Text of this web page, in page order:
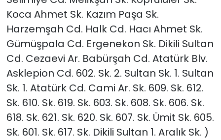
Koca Ahmet Sk. Kazım Paşa Sk.
Harzemşah Cd. Halk Cd. Hacı Ahmet Sk.
Gümüşpala Cd. Ergenekon Sk. Dikili Sultan
Cd. Cezaevi Ar. Babürşah Cd. Atatürk Blv.
Asklepion Cd. 602. Sk. 2. Sultan Sk. 1. Sultan
Sk. 1. Atatürk Cd. Cami Ar. Sk. 609. Sk. 612.
Sk. 610. Sk. 619. Sk. 603. Sk. 608. Sk. 606. Sk.
618. Sk. 621. Sk. 620. Sk. 607. Sk. Ümit Sk. 605.
Sk. 601. Sk. 617. Sk. Dikili Sultan 1. Aralık Sk. )